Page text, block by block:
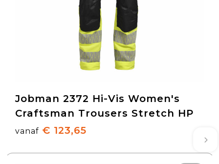
Jobman 2372 Hi-Vis Women's
Craftsman Trousers Stretch HP
vanaf € 123,65